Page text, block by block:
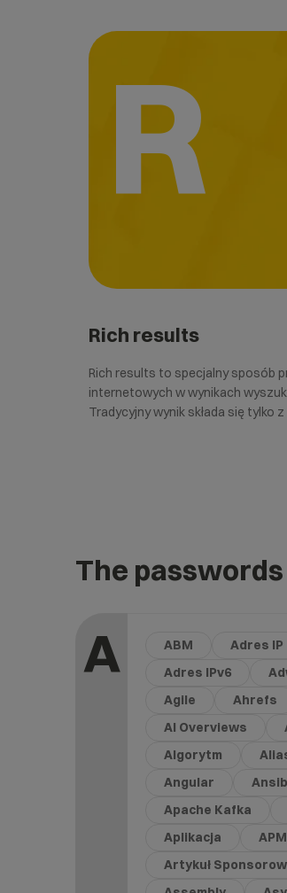
R
Rich results
Rich results to specjalny sposób
internetowych w wynikach
Tradycyjny wynik składa się tylko
The
A ABM Adres IP
Adres IPv6
Agile
Ahrefs
AI Overviews
Algorytm
Angular
Apache Kafka
Aplikacja
APM
Artykuł